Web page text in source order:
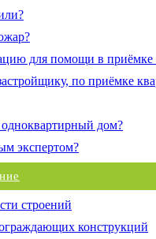
для помощи в приёмке
по приёмке
дом?
экспертом?
строений
конструкций